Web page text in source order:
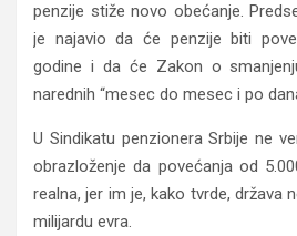
penzije stiže novo obećanje.
je najavio da će penzije biti
godine i da će Zakon o
narednih “mesec do mesec i po
U Sindikatu penzionera Srbije ne
obrazloženje da povećanja od
realna, jer im je, kako tvrde, država
milijardu evra.